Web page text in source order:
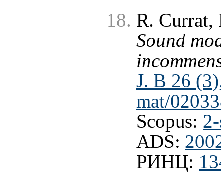
R. Currat,
Sound
J. B 26
mat/
Scopus:
ADS:
РИНЦ: